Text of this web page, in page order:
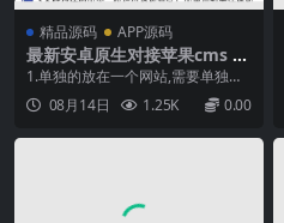
精品源码 APP源码
最新安卓原生对接苹果cms A
pp后端+app 带详细搭建教程
1.单独的放在一个网站,需要单独一
个域名，上传后端解压即可2.跟苹
果cms程序放一起，创建一个文件
08月14日 1.25K 0.00